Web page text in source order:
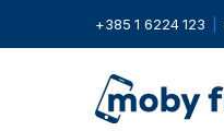
+385 1 6224 123